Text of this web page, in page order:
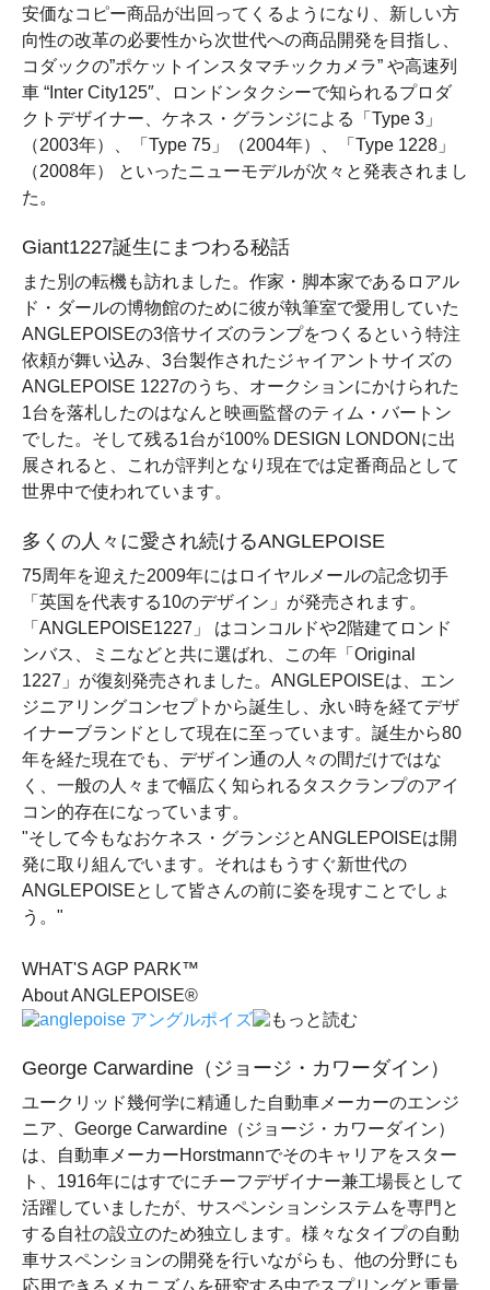
安価なコピー商品が出回ってくるようになり、新しい方
向性の改革の必要性から次世代への商品開発を目指し、
コダックの”ポケットインスタマチックカメラ” や高速列
車 “Inter City125″、ロンドンタクシーで知られるプロダ
クトデザイナー、ケネス・グランジによる「Type 3」
（2003年）、「Type 75」（2004年）、「Type 1228」
（2008年） といったニューモデルが次々と発表されまし
た。
Giant1227誕生にまつわる秘話
また別の転機も訪れました。作家・脚本家であるロアル
ド・ダールの博物館のために彼が執筆室で愛用していた
ANGLEPOISEの3倍サイズのランプをつくるという特注
依頼が舞い込み、3台製作されたジャイアントサイズの
ANGLEPOISE 1227のうち、オークションにかけられた
1台を落札したのはなんと映画監督のティム・バートン
でした。そして残る1台が100% DESIGN LONDONに出
展されると、これが評判となり現在では定番商品として
世界中で使われています。
多くの人々に愛され続けるANGLEPOISE
75周年を迎えた2009年にはロイヤルメールの記念切手
「英国を代表する10のデザイン」が発売されます。
「ANGLEPOISE1227」 はコンコルドや2階建てロンド
ンバス、ミニなどと共に選ばれ、この年「Original
1227」が復刻発売されました。ANGLEPOISEは、エン
ジニアリングコンセプトから誕生し、永い時を経てデザ
イナーブランドとして現在に至っています。誕生から80
年を経た現在でも、デザイン通の人々の間だけではな
く、一般の人々まで幅広く知られるタスクランプのアイ
コン的存在になっています。
"そして今もなおケネス・グランジとANGLEPOISEは開
発に取り組んでいます。それはもうすぐ新世代の
ANGLEPOISEとして皆さんの前に姿を現すことでしょ
う。"
WHAT'S AGP PARK™
About ANGLEPOISE®
George Carwardine（ジョージ・カワーダイン）
ユークリッド幾何学に精通した自動車メーカーのエンジ
ニア、George Carwardine（ジョージ・カワーダイン）
は、自動車メーカーHorstmannでそのキャリアをスター
ト、1916年にはすでにチーフデザイナー兼工場長として
活躍していましたが、サスペンションシステムを専門と
する自社の設立のため独立します。様々なタイプの自動
車サスペンションの開発を行いながらも、他の分野にも
応用できるメカニズムを研究する中でスプリングと重量